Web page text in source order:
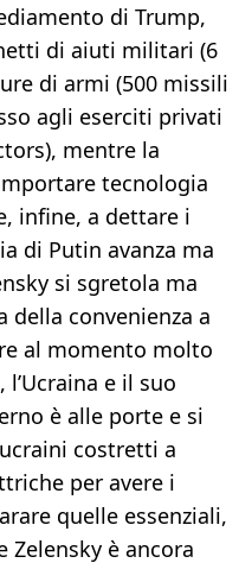
di Trump,
di aiuti militari (6
di armi (500 missili
agli eserciti privati
mentre la
tecnologia
infine, a dettare i
di Putin avanza ma
si sgretola ma
della convenienza a
al momento molto
e il suo
è alle porte e si
costretti a
per avere i
quelle essenziali,
Zelensky è ancora